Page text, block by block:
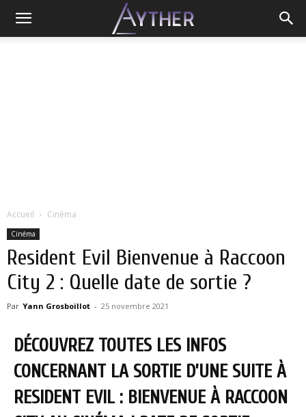
Accueil Cinéma
Cinéma
Resident Evil Bienvenue à Raccoon
City 2 : Quelle date de sortie ?
Par Yann Grosboillot - 25 novembre 2021
DÉCOUVREZ TOUTES LES INFOS
CONCERNANT LA SORTIE D’UNE SUITE À
RESIDENT EVIL : BIENVENUE À RACCOON